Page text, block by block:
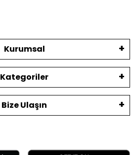
Kurumsal
Kategoriler
Bize Ulaşın